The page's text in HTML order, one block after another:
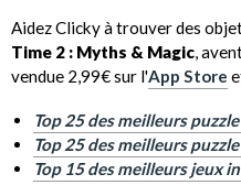
Aidez Clicky à trouver des
Time 2 : Myths & Magic ,
vendue 2,99€ sur l'App Store
Top 25 des meilleurs
Top 25 des meilleurs
Top 15 des meilleurs jeux